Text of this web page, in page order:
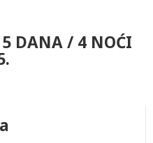
DANA / 4 NOĆI